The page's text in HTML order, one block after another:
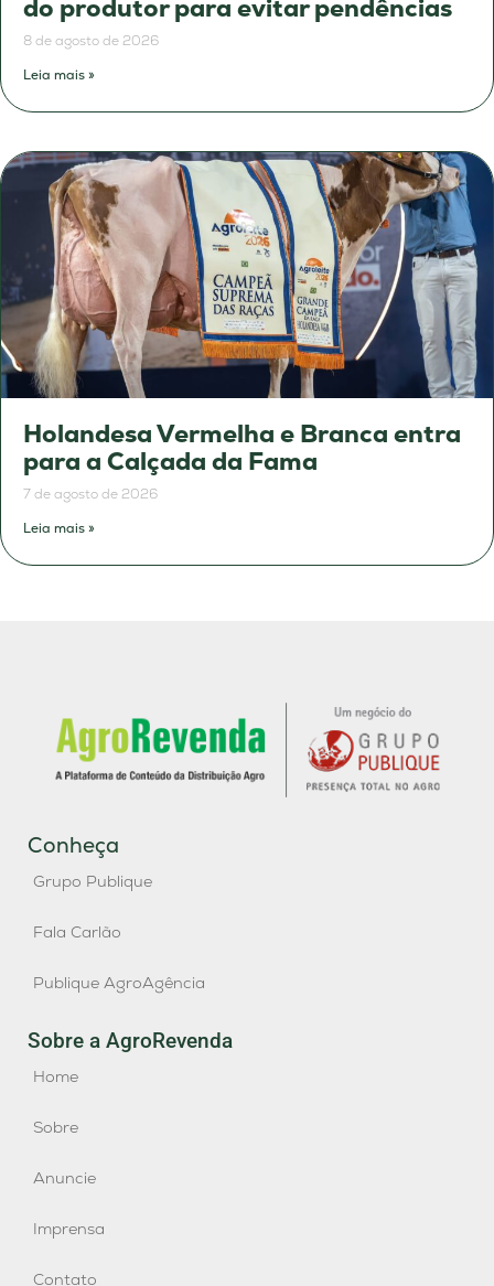
do produtor para evitar pendências
8 de agosto de 2026
Leia mais »
Holandesa Vermelha e Branca entra
para a Calçada da Fama
7 de agosto de 2026
Leia mais »
Conheça
Grupo Publique
Fala Carlão
Publique AgroAgência
Sobre a AgroRevenda
Home
Sobre
Anuncie
Imprensa
Contato